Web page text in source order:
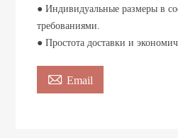
● Индивидуальные размеры в
требованиями.
● Простота доставки и
 Email